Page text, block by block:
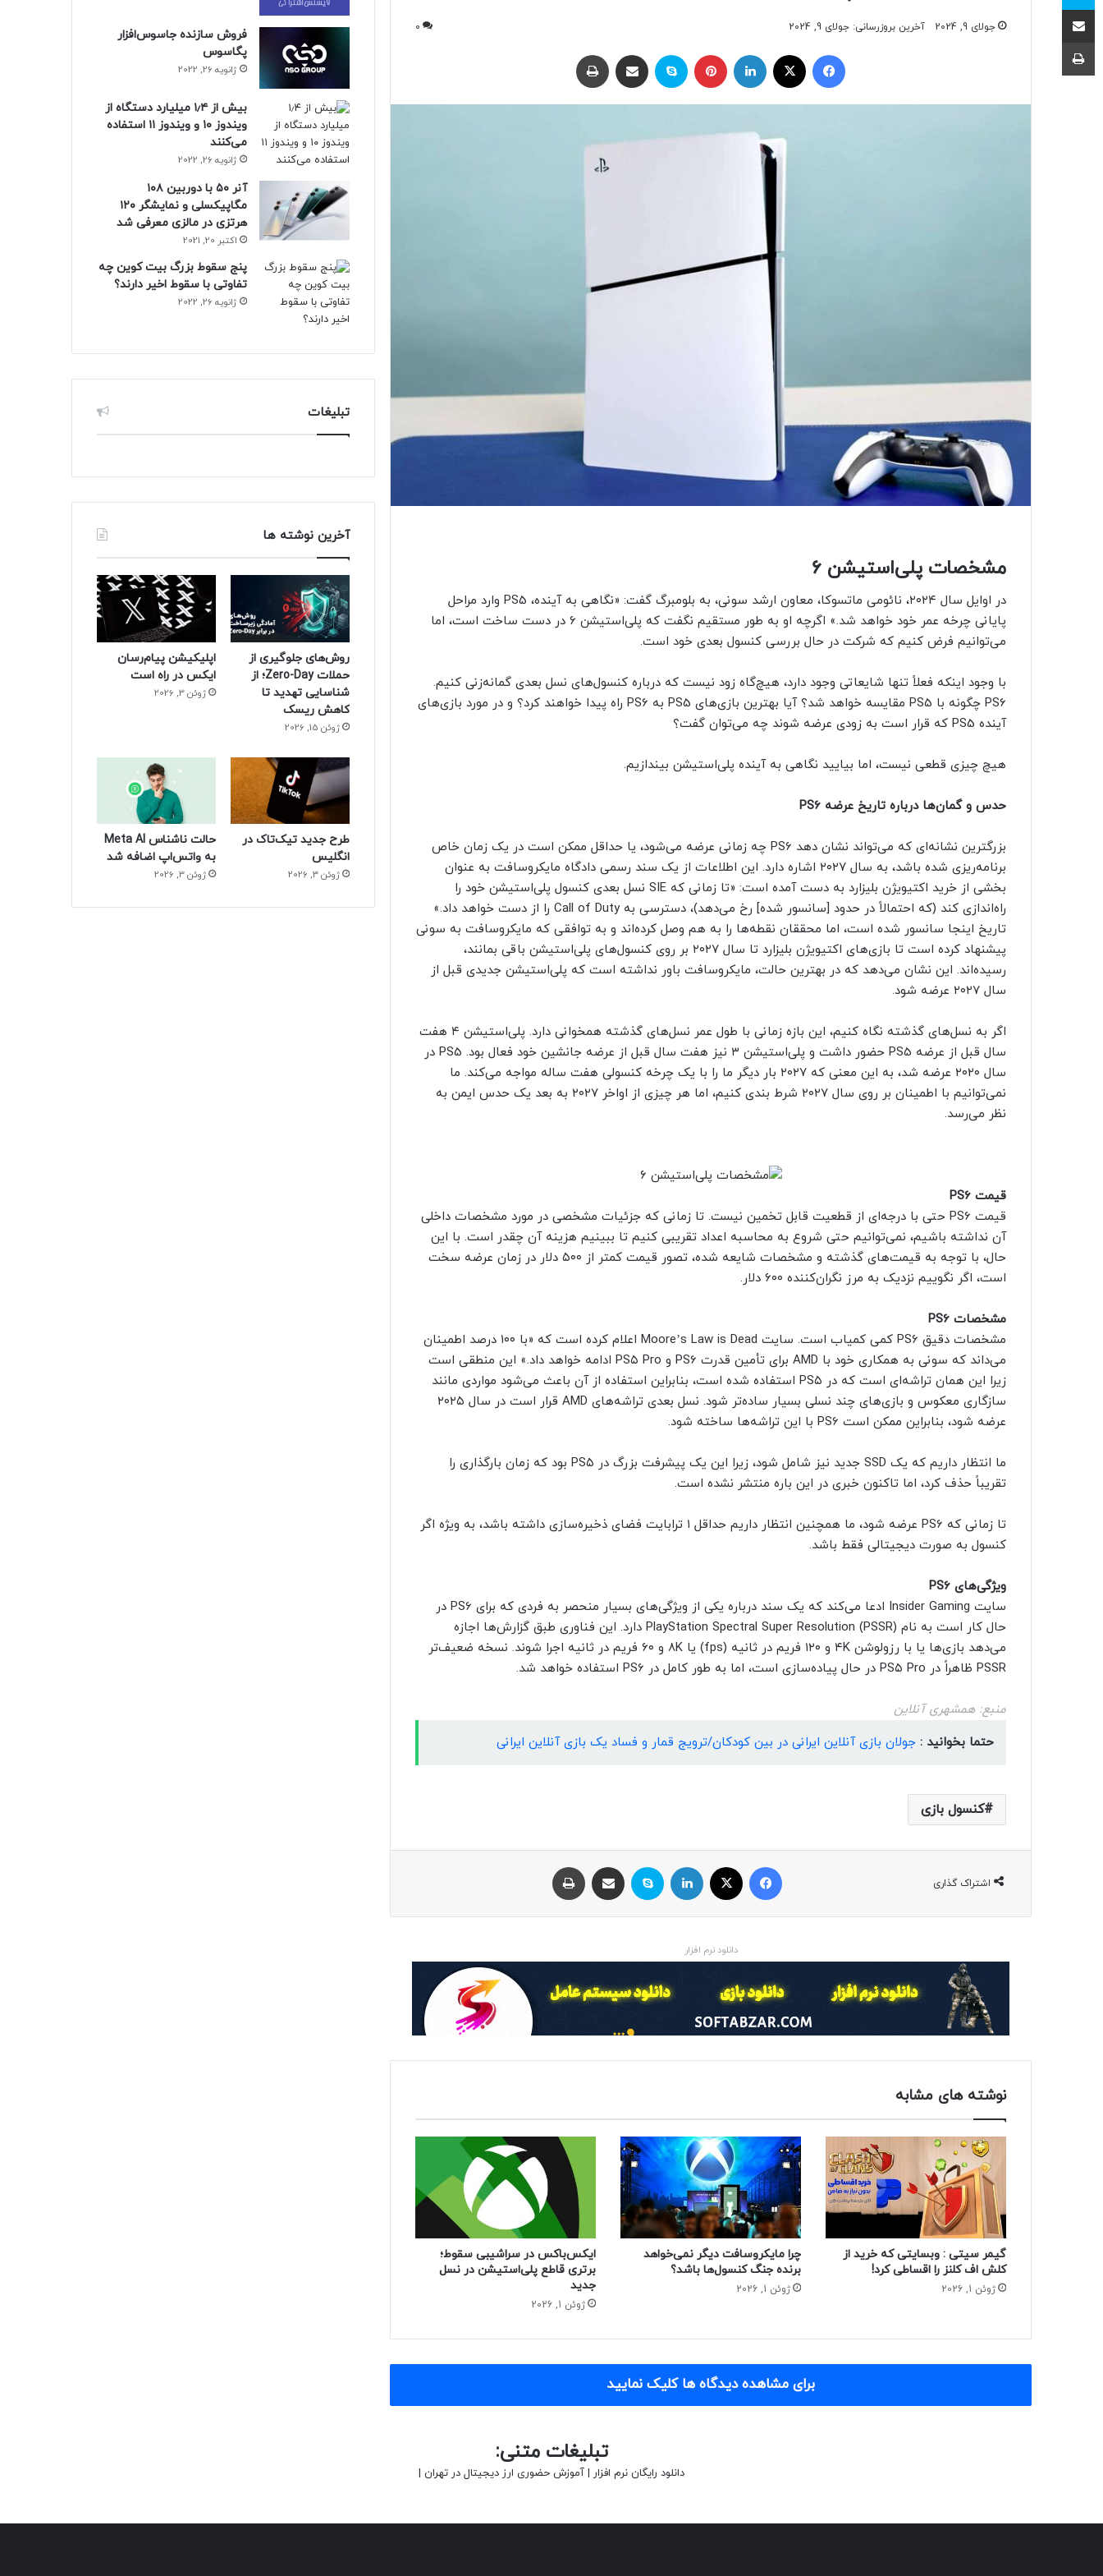
جولای 9, 2024 آخرین بروزرسانی: جولای 9, 2024 0
ایکس
مشخصات پلی‌استیشن ۶
در اوایل سال ۲۰۲۴، نائومی ماتسوکا، معاون ارشد سونی، به بلومبرگ گفت: «نگاهی به آینده، PS5 وارد مراحل
پایانی چرخه عمر خود خواهد شد.» اگرچه او به طور مستقیم نگفت که پلی‌استیشن ۶ در دست ساخت است، اما
می‌توانیم فرض کنیم که شرکت در حال بررسی کنسول بعدی خود است.
با وجود اینکه فعلاً تنها شایعاتی وجود دارد، هیچ‌گاه زود نیست که درباره کنسول‌های نسل بعدی گمانه‌زنی کنیم.
PS6 چگونه با PS5 مقایسه خواهد شد؟ آیا بهترین بازی‌های PS5 به PS6 راه پیدا خواهند کرد؟ و در مورد بازی‌های
آینده PS5 که قرار است به زودی عرضه شوند چه می‌توان گفت؟
هیچ چیزی قطعی نیست، اما بیایید نگاهی به آینده پلی‌استیشن بیندازیم.
حدس و گمان‌ها درباره تاریخ عرضه PS6
بزرگترین نشانه‌ای که می‌تواند نشان دهد PS6 چه زمانی عرضه می‌شود، یا حداقل ممکن است در یک زمان خاص
برنامه‌ریزی شده باشد، به سال ۲۰۲۷ اشاره دارد. این اطلاعات از یک سند رسمی دادگاه مایکروسافت به عنوان
بخشی از خرید اکتیویژن بلیزارد به دست آمده است: «تا زمانی که SIE نسل بعدی کنسول پلی‌استیشن خود را
راه‌اندازی کند (که احتمالاً در حدود [سانسور شده] رخ می‌دهد)، دسترسی به Call of Duty را از دست خواهد داد.»
تاریخ اینجا سانسور شده است، اما محققان نقطه‌ها را به هم وصل کرده‌اند و به توافقی که مایکروسافت به سونی
پیشنهاد کرده است تا بازی‌های اکتیویژن بلیزارد تا سال ۲۰۲۷ بر روی کنسول‌های پلی‌استیشن باقی بمانند،
رسیده‌اند. این نشان می‌دهد که در بهترین حالت، مایکروسافت باور نداشته است که پلی‌استیشن جدیدی قبل از
سال ۲۰۲۷ عرضه شود.
اگر به نسل‌های گذشته نگاه کنیم، این بازه زمانی با طول عمر نسل‌های گذشته همخوانی دارد. پلی‌استیشن ۴ هفت
سال قبل از عرضه PS5 حضور داشت و پلی‌استیشن ۳ نیز هفت سال قبل از عرضه جانشین خود فعال بود. PS5 در
سال ۲۰۲۰ عرضه شد، به این معنی که ۲۰۲۷ بار دیگر ما را با یک چرخه کنسولی هفت ساله مواجه می‌کند. ما
نمی‌توانیم با اطمینان بر روی سال ۲۰۲۷ شرط بندی کنیم، اما هر چیزی از اواخر ۲۰۲۷ به بعد یک حدس ایمن به
نظر می‌رسد.
قیمت PS6
قیمت PS6 حتی با درجه‌ای از قطعیت قابل تخمین نیست. تا زمانی که جزئیات مشخصی در مورد مشخصات داخلی
آن نداشته باشیم، نمی‌توانیم حتی شروع به محاسبه اعداد تقریبی کنیم تا ببینیم هزینه آن چقدر است. با این
حال، با توجه به قیمت‌های گذشته و مشخصات شایعه شده، تصور قیمت کمتر از ۵۰۰ دلار در زمان عرضه سخت
است، اگر نگوییم نزدیک به مرز نگران‌کننده ۶۰۰ دلار.
مشخصات PS6
مشخصات دقیق PS6 کمی کمیاب است. سایت Moore’s Law is Dead اعلام کرده است که «با ۱۰۰ درصد اطمینان
می‌داند که سونی به همکاری خود با AMD برای تأمین قدرت PS6 و PS۵ Pro ادامه خواهد داد.» این منطقی است
زیرا این همان تراشه‌ای است که در PS۵ استفاده شده است، بنابراین استفاده از آن باعث می‌شود مواردی مانند
سازگاری معکوس و بازی‌های چند نسلی بسیار ساده‌تر شود. نسل بعدی تراشه‌های AMD قرار است در سال ۲۰۲۵
عرضه شود، بنابراین ممکن است PS6 با این تراشه‌ها ساخته شود.
ما انتظار داریم که یک SSD جدید نیز شامل شود، زیرا این یک پیشرفت بزرگ در PS۵ بود که زمان بارگذاری را
تقریباً حذف کرد، اما تاکنون خبری در این باره منتشر نشده است.
تا زمانی که PS6 عرضه شود، ما همچنین انتظار داریم حداقل ۱ ترابایت فضای ذخیره‌سازی داشته باشد، به ویژه اگر
کنسول به صورت دیجیتالی فقط باشد.
ویژگی‌های PS6
سایت Insider Gaming ادعا می‌کند که یک سند درباره یکی از ویژگی‌های بسیار منحصر به فردی که برای PS6 در
حال کار است به نام PlayStation Spectral Super Resolution (PSSR) دارد. این فناوری طبق گزارش‌ها اجازه
می‌دهد بازی‌ها یا با رزولوشن ۴K و ۱۲۰ فریم در ثانیه (fps) یا ۸K و ۶۰ فریم در ثانیه اجرا شوند. نسخه ضعیف‌تر
PSSR ظاهراً در PS۵ Pro در حال پیاده‌سازی است، اما به طور کامل در PS6 استفاده خواهد شد.
منبع: همشهری آنلاین
حتما بخوانید : جولان بازی آنلاین ایرانی در بین کودکان/ترویج قمار و فساد یک بازی آنلاین ایرانی
کنسول بازی
اشتراک گذاری
ایکس
دانلود نرم افزار
نوشته های مشابه
گیمر سیتی : وبسایتی که خرید از
کلش اف کلنز را اقساطی کرد!
ژوئن 1, 2026
چرا مایکروسافت دیگر نمی‌خواهد
برنده جنگ کنسول‌ها باشد؟
ژوئن 1, 2026
ایکس‌باکس در سراشیبی سقوط؛
برتری قاطع پلی‌استیشن در نسل
جدید
ژوئن 1, 2026
برای مشاهده دیدگاه ها کلیک نمایید
فروش سازنده جاسوس‌افزار
پگاسوس
ژانویه 26, 2022
بیش از ۱٫۴ میلیارد دستگاه از
ویندوز ۱۰ و ویندوز ۱۱ استفاده
می‌کنند
ژانویه 26, 2022
آنر ۵۰ با دوربین ۱۰۸
مگاپیکسلی و نمایشگر ۱۲۰
هرتزی در مالزی معرفی شد
اکتبر 20, 2021
پنج سقوط بزرگ بیت کوین چه
تفاوتی با سقوط اخیر دارند؟
ژانویه 26, 2022
تبلیغات
آخرین نوشته ها
روش‌های جلوگیری از
حملات Zero-Day؛ از
شناسایی تهدید تا
کاهش ریسک
ژوئن 15, 2026
اپلیکیشن پیام‌رسان
ایکس در راه است
ژوئن 3, 2026
طرح جدید تیک‌تاک در
انگلیس
ژوئن 3, 2026
حالت ناشناس Meta AI
به واتس‌اپ اضافه شد
ژوئن 3, 2026
تبلیغات متنی:
دانلود رایگان نرم افزار آموزش حضوری ارز دیجیتال در تهران